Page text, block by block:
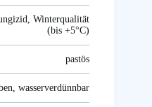
Winterqualität
(bis +5°C)
pastös
wasserverdünnbar